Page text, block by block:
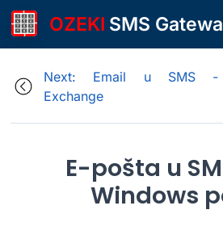
OZEKI SMS
Next: Email u SMS -
Exchange
E-pošta u
Windows